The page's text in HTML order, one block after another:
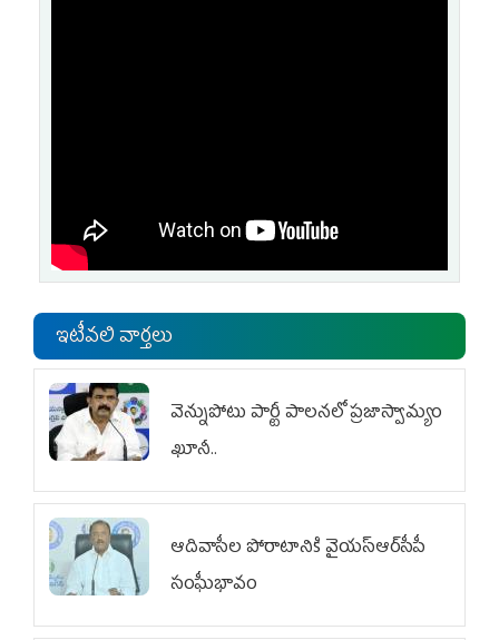
ఇటీవలి వార్తలు
వెన్నుపోటు పార్టీ పాలనలో ప్రజాస్వామ్యం
ఖూనీ..
ఆదివాసీల పోరాటానికి వైయ‌స్ఆర్‌సీపీ
సంఘీభావం